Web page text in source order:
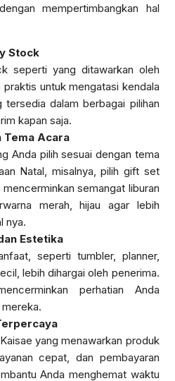
mempertimbangkan hal
Stock
seperti yang ditawarkan oleh
praktis untuk mengatasi kendala
tersedia dalam berbagai pilihan
kapan saja.
Tema Acara
Anda pilih sesuai dengan tema
Natal, misalnya, pilih gift set
semangat liburan
merah, hijau agar lebih
nya.
Estetika
seperti tumbler, planner,
lebih dihargai oleh penerima.
perhatian Anda
yang menawarkan produk
cepat, dan pembayaran
Anda menghemat waktu